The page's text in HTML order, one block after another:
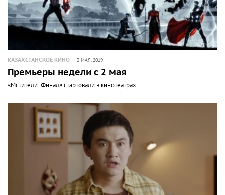
КАЗАХСТАНСКОЕ КИНО 3 МАЯ, 2019
Премьеры недели с 2 мая
«Мстители: Финал» стартовали в кинотеатрах